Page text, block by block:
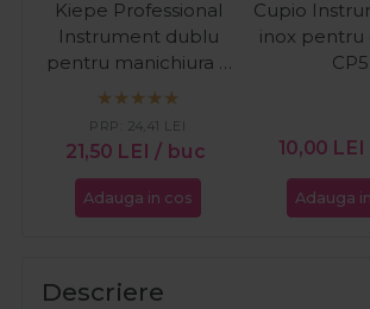
Kiepe Professional
Instrument dublu
pentru manichiura si
pedichiura 414
21,50 LEI / buc
PRP: 24,41 LEI
Adauga in cos
Cupio
inox pentru
CP5
10,00 LEI
Adauga
Descriere